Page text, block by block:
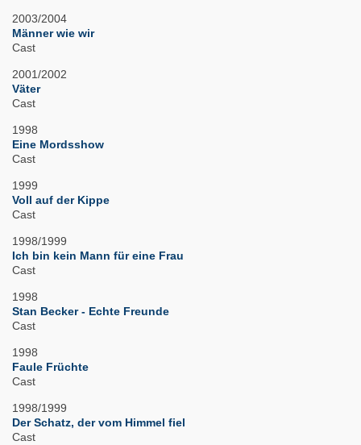
2003/2004
Männer wie wir
Cast
2001/2002
Väter
Cast
1998
Eine Mordsshow
Cast
1999
Voll auf der Kippe
Cast
1998/1999
Ich bin kein Mann für eine Frau
Cast
1998
Stan Becker - Echte Freunde
Cast
1998
Faule Früchte
Cast
1998/1999
Der Schatz, der vom Himmel fiel
Cast